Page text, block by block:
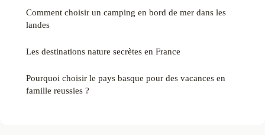
Comment choisir un camping en bord de mer dans les
landes
Les destinations nature secrètes en France
Pourquoi choisir le pays basque pour des vacances en
famille reussies ?